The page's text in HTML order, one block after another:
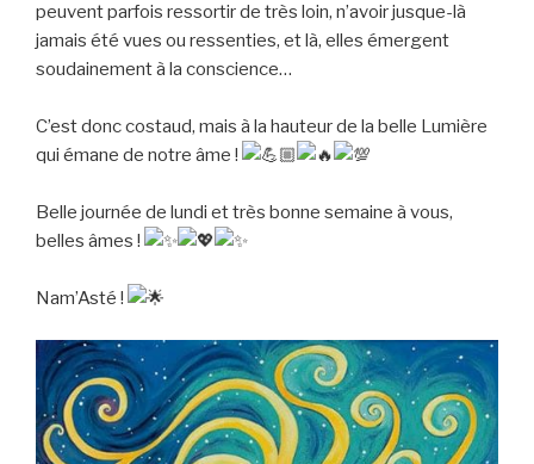
peuvent parfois ressortir de très loin, n’avoir jusque-là
jamais été vues ou ressenties, et là, elles émergent
soudainement à la conscience…
C’est donc costaud, mais à la hauteur de la belle Lumière
qui émane de notre âme !
Belle journée de lundi et très bonne semaine à vous,
belles âmes !
Nam’Asté !